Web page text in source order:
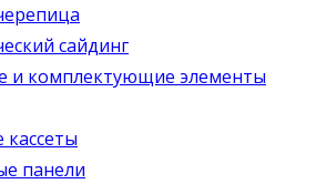
сайдинг
и комплектующие элементы
панели